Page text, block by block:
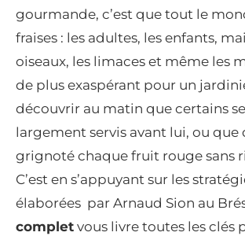
gourmande, c’est que tout le
fraises : les adultes, les enfants,
oiseaux, les limaces et même les
de plus exaspérant pour un
découvrir au matin que certains
largement servis avant lui, ou que
grignoté chaque fruit rouge sans
C’est en s’appuyant sur les
élaborées par Arnaud Sion au
complet vous livre toutes les clés